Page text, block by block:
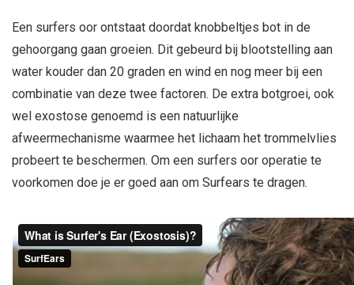
Een surfers oor ontstaat doordat knobbeltjes bot in de
gehoorgang gaan groeien. Dit gebeurd bij blootstelling aan
water kouder dan 20 graden en wind en nog meer bij een
combinatie van deze twee factoren. De extra botgroei, ook
wel exostose genoemd is een natuurlijke
afweermechanisme waarmee het lichaam het trommelvlies
probeert te beschermen. Om een surfers oor operatie te
voorkomen doe je er goed aan om Surfears te dragen.